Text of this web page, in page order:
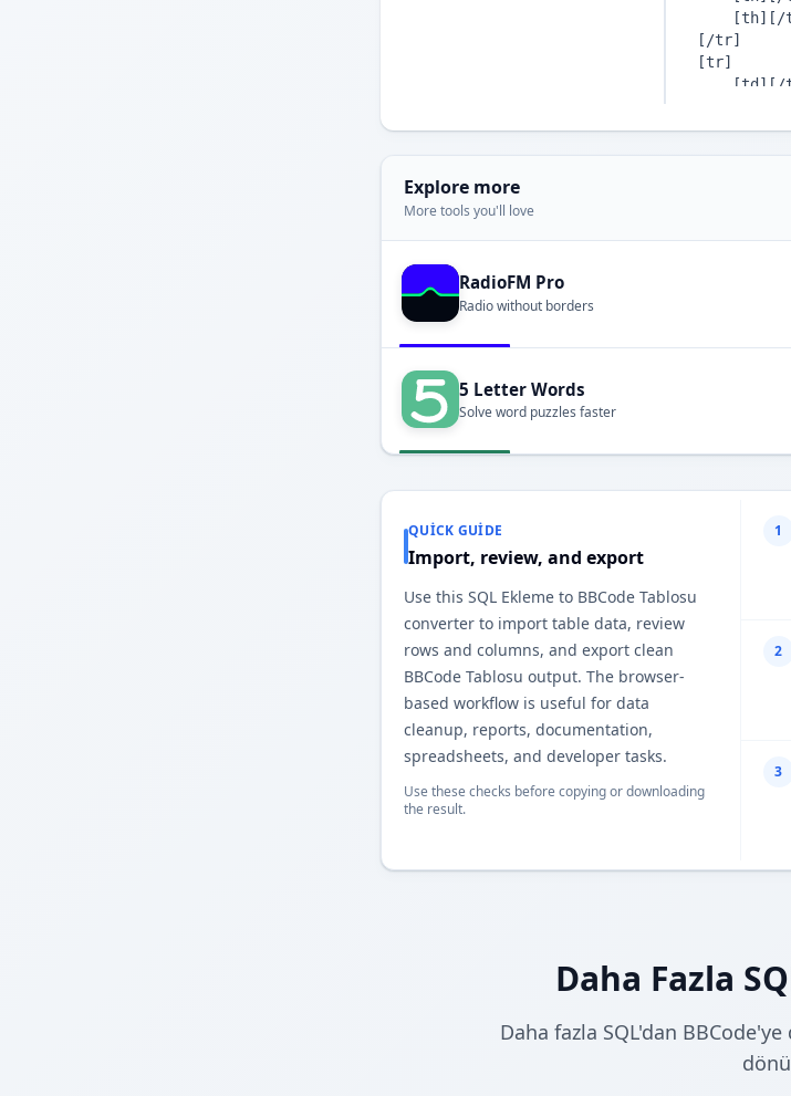
Explore more
More tools you'll love
RadioFM Pro
Radio without borders
5 Letter Words
Solve word puzzles faster
QUICK GUIDE
Import, review, and export
Use this SQL Ekleme to BBCode Tablosu
converter to import table data, review
rows and columns, and export clean
BBCode Tablosu output. The browser-
based workflow is useful for data
cleanup, reports, documentation,
spreadsheets, and developer tasks.
Use these checks before copying or downloading
the result.
1
2
3
Daha Fazla
Daha fazla SQL'dan